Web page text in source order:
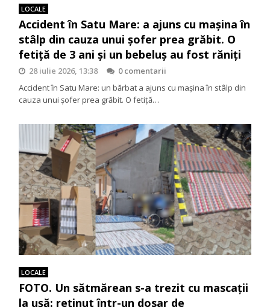
LOCALE
Accident în Satu Mare: a ajuns cu mașina în
stâlp din cauza unui șofer prea grăbit. O
fetiță de 3 ani și un bebeluș au fost răniți
28 iulie 2026, 13:38
0 comentarii
Accident în Satu Mare: un bărbat a ajuns cu mașina în stâlp din
cauza unui șofer prea grăbit. O fetiță…
LOCALE
FOTO. Un sătmărean s-a trezit cu mascații
la ușă: reținut într-un dosar de